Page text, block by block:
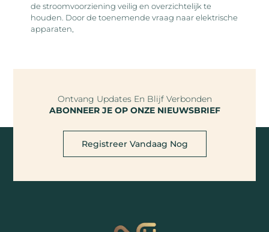
de stroomvoorziening veilig en overzichtelijk te
houden. Door de toenemende vraag naar elektrische
apparaten,
Ontvang Updates En Blijf Verbonden
ABONNEER JE OP ONZE NIEUWSBRIEF
Registreer Vandaag Nog